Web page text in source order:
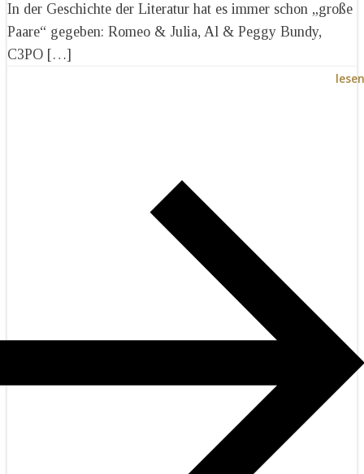
In der Geschichte der Literatur hat es immer schon „große
Paare“ gegeben: Romeo & Julia, Al & Peggy Bundy,
C3PO […]
lesen